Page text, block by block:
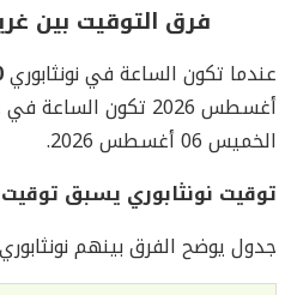
فرق التوقيت بين
عندما تكون الساعة في نونثابوري
أغسطس 2026 تكون الساعة في غرينتش
الخميس 06 أغسطس 2026.
توقيت نونثابوري يسبق توقيت
جدول يوضح الفرق بينهم